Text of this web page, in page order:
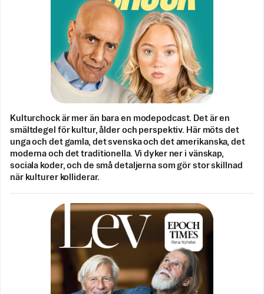
Kulturchock är mer än bara en modepodcast. Det är en
smältdegel för kultur, ålder och perspektiv. Här möts det
unga och det gamla, det svenska och det amerikanska, det
moderna och det traditionella. Vi dyker ner i vänskap,
sociala koder, och de små detaljerna som gör stor skillnad
när kulturer kolliderar.